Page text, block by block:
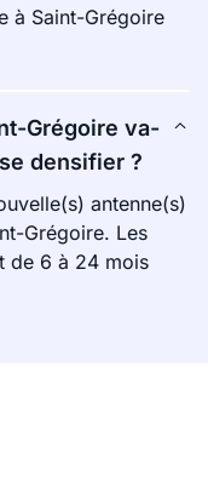
à Saint-Grégoire
Grégoire va-
densifier ?
antenne(s)
Grégoire. Les
de 6 à 24 mois